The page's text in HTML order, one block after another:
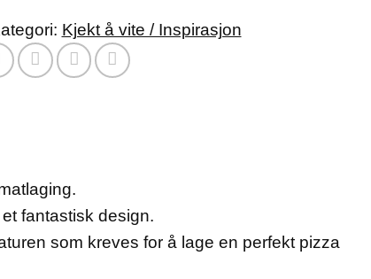
Kjekt å vite / Inspirasjon
fantastisk design.
som kreves for å lage en perfekt pizza